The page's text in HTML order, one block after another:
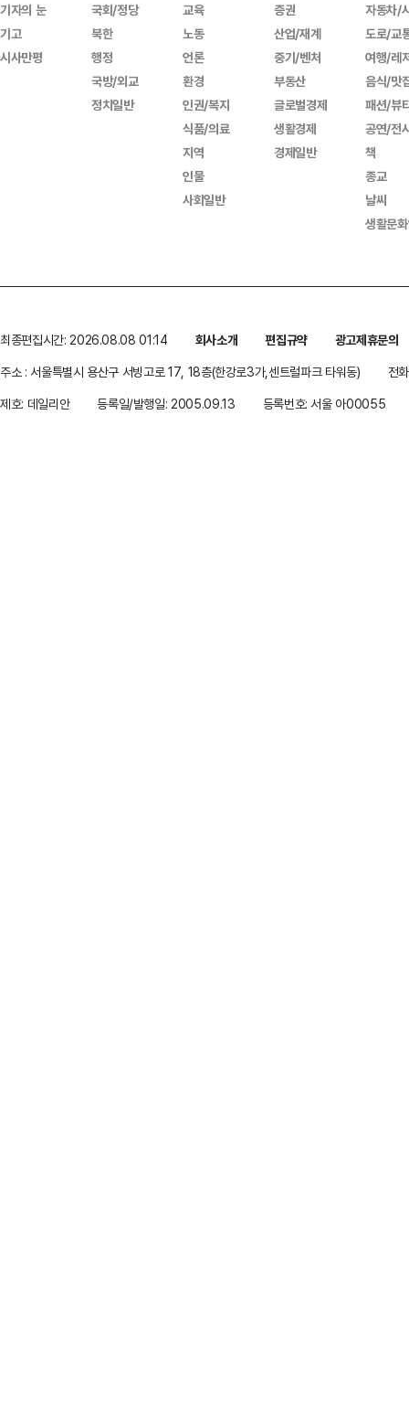
기자의 눈
기고
시사만평
국회/정당
북한
행정
국방/외교
정치일반
교육
노동
언론
환경
인권/복지
식품/의료
지역
인물
사회일반
증권
산업/재계
중기/벤처
부동산
글로벌경제
생활경제
경제일반
자동차/
도로/교
여행/레
음식/맛
패션/뷰
공연/전
책
종교
날씨
생활문
최종편집시간: 2026.08.08 01:14 회사소개 편집규약
광고제휴문의
주소 : 서울특별시 용산구 서빙고로 17, 18층(한강로3가,센트럴파크 타워동)
전
제호: 데일리안
등록일/발행일: 2005.09.13 등록번호: 서울 아00055